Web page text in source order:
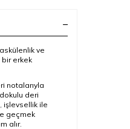
ve
bir erkek
notalarıyla
deri
işlevsellik ile
geçmek
alır.